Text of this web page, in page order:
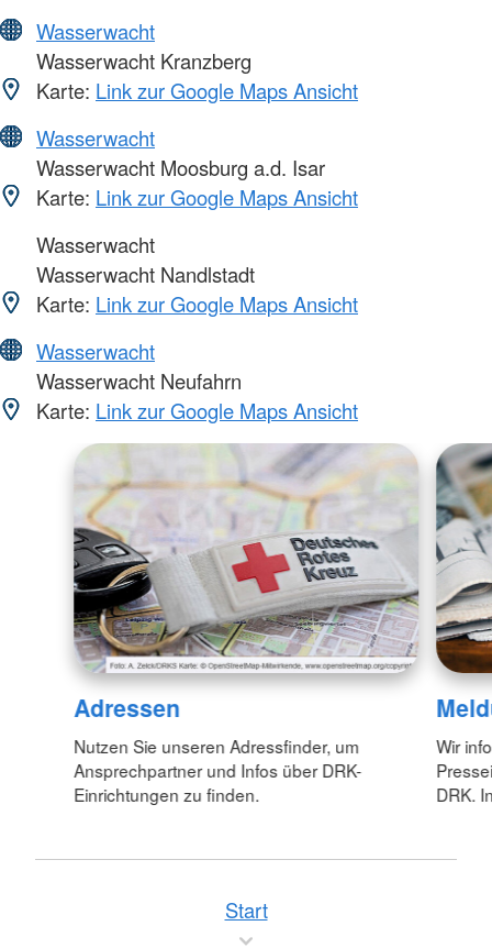
Wasserwacht
Wasserwacht Kranzberg
Karte: Link zur Google Maps Ansicht
Wasserwacht
Wasserwacht Moosburg a.d. Isar
Karte: Link zur Google Maps Ansicht
Wasserwacht
Wasserwacht Nandlstadt
Karte: Link zur Google Maps Ansicht
Wasserwacht
Wasserwacht Neufahrn
Karte: Link zur Google Maps Ansicht
Adressen
Nutzen Sie unseren Adressfinder, um
Ansprechpartner und Infos über DRK-
Einrichtungen zu finden.
Wir
DRK.
Start